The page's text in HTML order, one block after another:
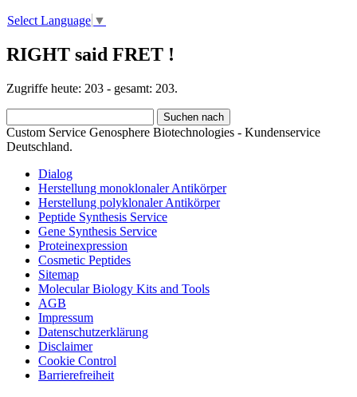
Select Language ▼
RIGHT said FRET !
Zugriffe heute: 203 - gesamt: 203.
Custom Service Genosphere Biotechnologies - Kundenservice
Deutschland.
Dialog
Herstellung monoklonaler Antikörper
Herstellung polyklonaler Antikörper
Peptide Synthesis Service
Gene Synthesis Service
Proteinexpression
Cosmetic Peptides
Sitemap
Molecular Biology Kits and Tools
AGB
Impressum
Datenschutzerklärung
Disclaimer
Cookie Control
Barrierefreiheit